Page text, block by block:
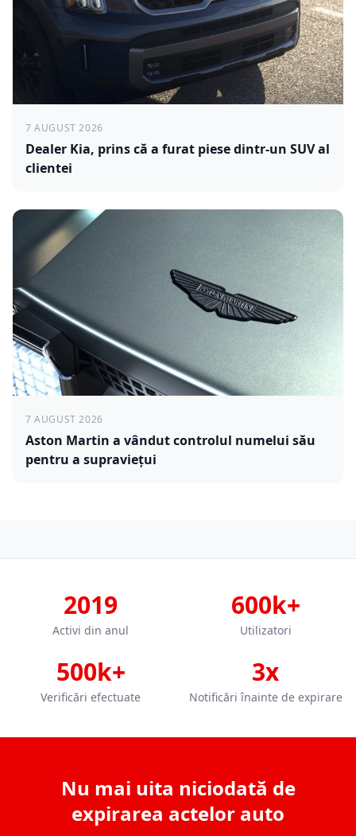
7 AUGUST 2026
Dealer Kia, prins că a furat piese dintr-un SUV al
clientei
7 AUGUST 2026
Aston Martin a vândut controlul numelui său
pentru a supraviețui
2019
Activi din anul
600k+
Utilizatori
500k+
Verificări efectuate
3x
Notificări înainte de expirare
Nu mai uita niciodată de
expirarea actelor auto